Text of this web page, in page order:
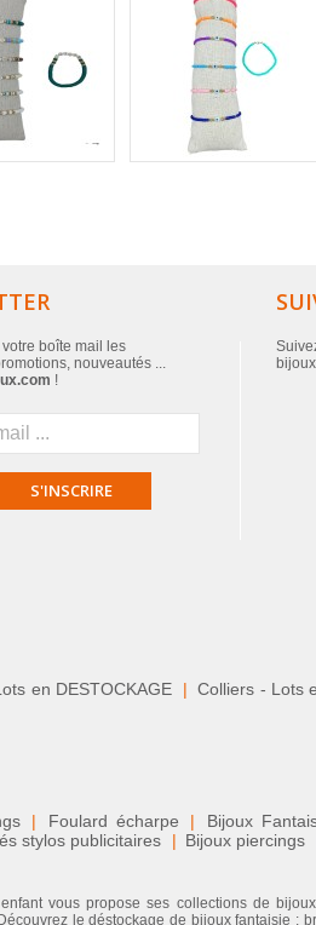
boîte mail les
nouveautés ...
!
S'INSCRIRE
en DESTOCKAGE | Colliers - Lots
| Foulard écharpe | Bijoux
stylos publicitaires | Bijoux piercings
vous propose ses collections de
le déstockage de bijoux fantaisie :